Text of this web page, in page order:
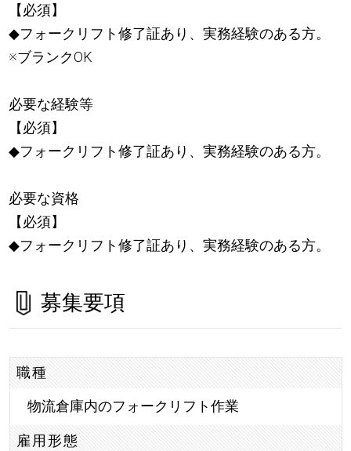
【必須】
◆フォークリフト修了証あり、実務経験のある方。
※ブランクOK
必要な経験等
【必須】
◆フォークリフト修了証あり、実務経験のある方。
必要な資格
【必須】
◆フォークリフト修了証あり、実務経験のある方。
募集要項
職種
物流倉庫内のフォークリフト作業
雇用形態